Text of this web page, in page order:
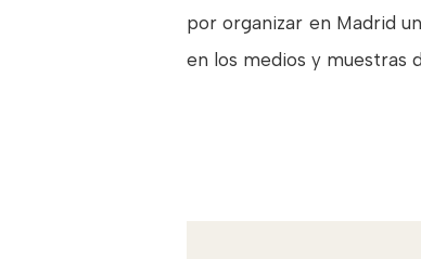
por organizar en Madrid
en los medios y muestras